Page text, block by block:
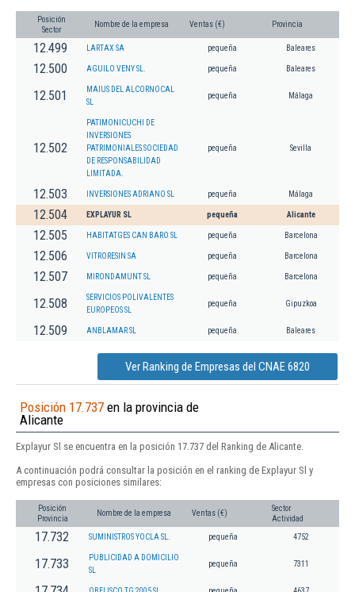
Posición
Sector
Nombre de la empresa Ventas (€) Provincia
12.499 LARTAX SA pequeña Baleares
12.500 AGUILO VENY SL. pequeña Baleares
12.501
MAIUS DEL ALCORNOCAL
SL
pequeña Málaga
12.502
PATIMONICUCHI DE
INVERSIONES
PATRIMONIALES SOCIEDAD
DE RESPONSABILIDAD
LIMITADA.
pequeña Sevilla
12.503 INVERSIONES ADRIANO SL pequeña Málaga
12.504 EXPLAYUR SL pequeña Alicante
12.505 HABITATGES CAN BARO SL pequeña Barcelona
12.506 VITRORESIN SA pequeña Barcelona
12.507 MIRONDAMUNT SL pequeña Barcelona
12.508
SERVICIOS POLIVALENTES
EUROPEOS SL
pequeña Gipuzkoa
12.509 ANBLAMAR SL pequeña Baleares
Ver Ranking de Empresas del CNAE 6820
Posición 17.737 en la provincia de
Alicante
Explayur Sl se encuentra en la posición 17.737 del Ranking de Alicante.
A continuación podrá consultar la posición en el ranking de Explayur Sl y
empresas con posiciones similares:
Posición
Provincia
Nombre de la empresa Ventas (€)
Sector
Actividad
17.732 SUMINISTROS YOCLA SL. pequeña 4752
17.733
PUBLICIDAD A DOMICILIO
SL
pequeña 7311